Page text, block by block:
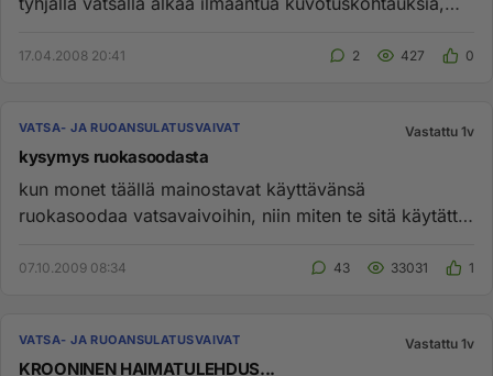
17.04.2008 20:41 2 427 0
VATSA- JA RUOANSULATUSVAIVAT Vastattu 1v
kysymys ruokasoodasta
kun monet täällä mainostavat käyttävänsä
ruokasoodaa vatsavaivoihin, niin miten te sitä käytätte
07.10.2009 08:34 43 33031 1
VATSA- JA RUOANSULATUSVAIVAT Vastattu 1v
KROONINEN HAIMATULEHDUS...